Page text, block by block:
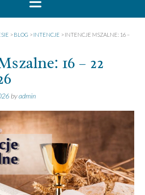
> BLOG > INTENCJE > INTENCJE MSZALNE: 16 –
16 – 22
byadmin